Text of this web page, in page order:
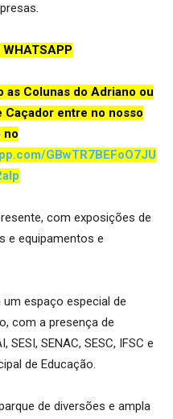
WHATSAPP
as Colunas do Adriano ou
entre no nosso
no
GBwTR7BEFoO7JU
com exposições de
e equipamentos e
espaço especial de
com a presença de
SESI, SENAC, SESC, IFSC e
de Educação.
de diversões e ampla